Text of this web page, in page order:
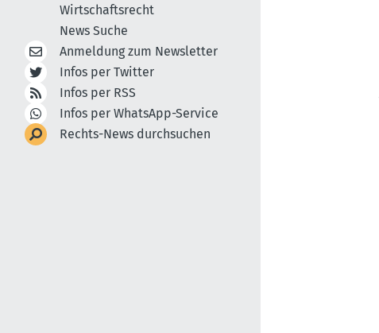
Wirtschaftsrecht
News Suche
Anmeldung zum Newsletter
Infos per Twitter
Infos per RSS
Infos per WhatsApp-Service
Rechts-News durchsuchen